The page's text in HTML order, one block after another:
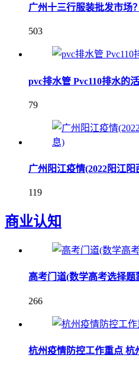
广州十三行服装批发市场
503
pvc排水管 Pvc110排水的
79
广州阳江疫情(2022阳江
119
商业认知
高考门道(数学高考选择题
266
杭州疫情防控工作重点 杭